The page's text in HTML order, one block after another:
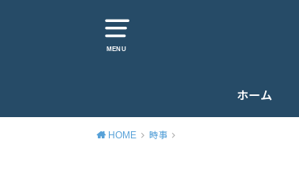
MENU
ホーム
HOME 時事